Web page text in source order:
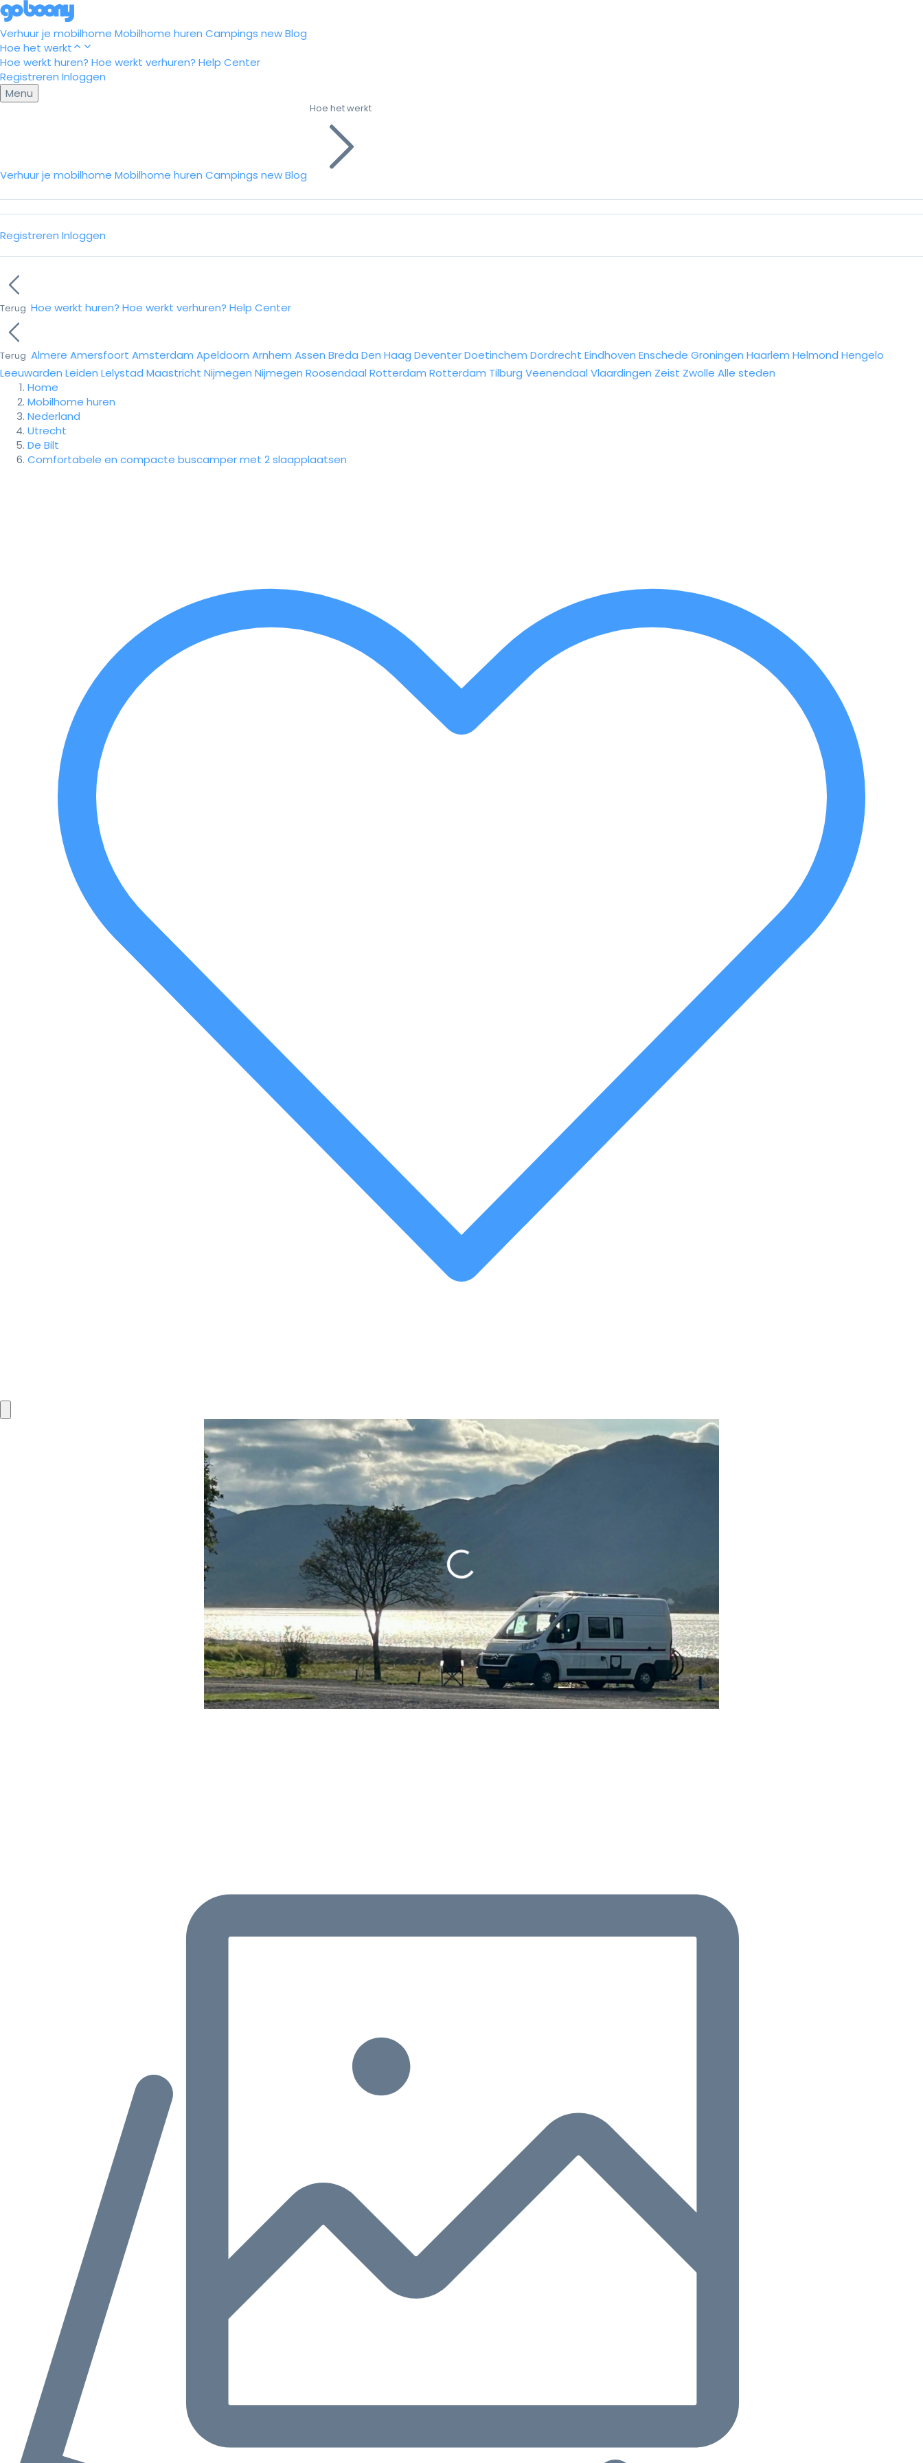
Verhuur je mobilhome Mobilhome huren Campings newBlog
Hoe het werkt
Hoe werkt huren? Hoe werkt verhuren? Help Center
Registreren Inloggen
Menu
Verhuur je mobilhome Mobilhome huren Campings newBlog
Hoe het werkt
Registreren Inloggen
Terug Hoe werkt huren? Hoe werkt verhuren? Help Center
Terug Almere Amersfoort Amsterdam Apeldoorn Arnhem Assen Breda Den Haag DeventerDoetinchem Dordrecht Eindhoven Enschede Groningen Haarlem Helmond Hengelo
Leeuwarden Leiden Lelystad Maastricht Nijmegen Nijmegen Roosendaal Rotterdam Rotterdam Tilburg Veenendaal Vlaardingen Zeist Zwolle Alle steden
Home
Mobilhome huren
Nederland
Utrecht
De Bilt
Comfortabele en compacte buscamper met 2 slaapplaatsen